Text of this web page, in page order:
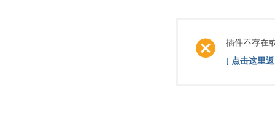
插件不存在
[ 点击这里